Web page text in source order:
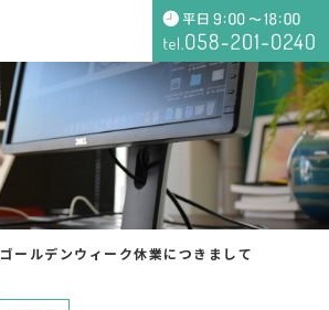
ゴールデンウィーク休業につきまして